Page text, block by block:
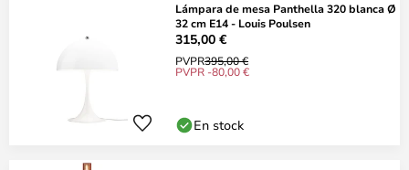
Lámpara de mesa Panthella 320 blanca Ø
32 cm E14 - Louis Poulsen
315,00 €
PVPR395,00 €
PVPR -80,00 €
En stock